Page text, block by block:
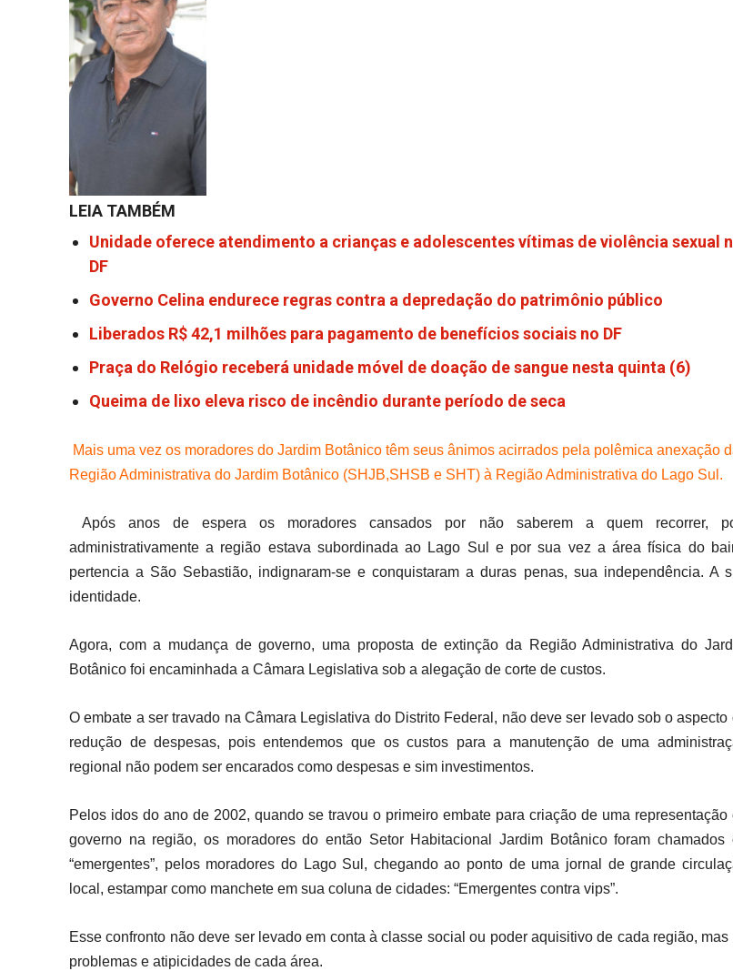
LEIA TAMBÉM
Unidade oferece atendimento a crianças e adolescentes vítimas de violência sexual
DF
Governo Celina endurece regras contra a depredação do patrimônio público
Liberados R$ 42,1 milhões para pagamento de benefícios sociais no DF
Praça do Relógio receberá unidade móvel de doação de sangue nesta quinta (6)
Queima de lixo eleva risco de incêndio durante período de seca
Mais uma vez os moradores do Jardim Botânico têm seus ânimos acirrados pela polêmica anexação
Região Administrativa do Jardim Botânico (SHJB,SHSB e SHT) à Região Administrativa do Lago Sul.
Após anos de espera os moradores cansados por não saberem a quem recorrer,
administrativamente a região estava subordinada ao Lago Sul e por sua vez a área física do
pertencia a São Sebastião, indignaram-se e conquistaram a duras penas, sua independência. A
identidade.
Agora, com a mudança de governo, uma proposta de extinção da Região Administrativa do
Botânico foi encaminhada a Câmara Legislativa sob a alegação de corte de custos.
O embate a ser travado na Câmara Legislativa do Distrito Federal, não deve ser levado sob o aspecto
redução de despesas, pois entendemos que os custos para a manutenção de uma
regional não podem ser encarados como despesas e sim investimentos.
Pelos idos do ano de 2002, quando se travou o primeiro embate para criação de uma representação
governo na região, os moradores do então Setor Habitacional Jardim Botânico foram chamados
“emergentes”, pelos moradores do Lago Sul, chegando ao ponto de uma jornal de grande
local, estampar como manchete em sua coluna de cidades: “Emergentes contra vips”.
Esse confronto não deve ser levado em conta à classe social ou poder aquisitivo de cada região, mas
problemas e atipicidades de cada área.